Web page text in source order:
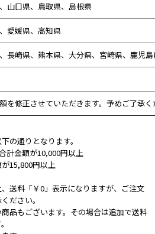
山口県、鳥取県、島根県
愛媛県、高知県
長崎県、熊本県、大分県、宮崎県、鹿児
を修正させていただきます。予めご了承く
の通りとなります。
計金額が10,000円以上
15,800円以上
送料「￥0」表示になりますが、ご注文
ださい。
品もございます。その場合は追加で送料